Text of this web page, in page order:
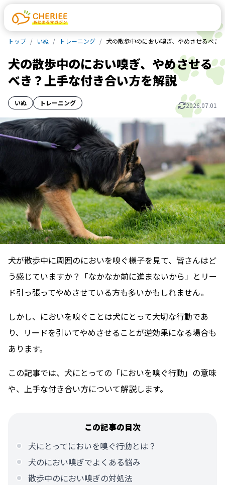
トップ いぬ トレーニング 犬の散歩中のにおい嗅ぎ、やめさせるべき
犬の散歩中のにおい嗅ぎ、やめさせる
べき？上手な付き合い方を解説
いぬ トレーニング 2026.07.01
犬が散歩中に周囲のにおいを嗅ぐ様子を見て、皆さんはど
う感じていますか？「なかなか前に進まないから」とリー
ド引っ張ってやめさせている方も多いかもしれません。
しかし、においを嗅ぐことは犬にとって大切な行動であ
り、リードを引いてやめさせることが逆効果になる場合も
あります。
この記事では、犬にとっての「においを嗅ぐ行動」の意味
や、上手な付き合い方について解説します。
この記事の目次
犬にとってにおいを嗅ぐ行動とは？
犬のにおい嗅ぎでよくある悩み
散歩中のにおい嗅ぎの対処法